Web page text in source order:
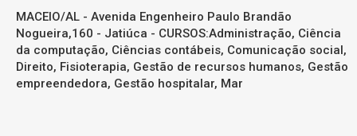
MACEIO/AL - Avenida Engenheiro Paulo Brandão
Nogueira,160 - Jatiúca - CURSOS:Administração, Ciência
da computação, Ciências contábeis, Comunicação social,
Direito, Fisioterapia, Gestão de recursos humanos, Gestão
empreendedora, Gestão hospitalar, Mar